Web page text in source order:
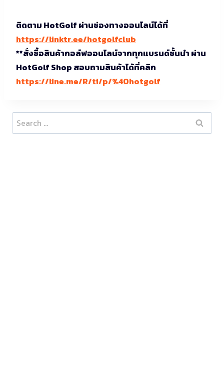
ติดตาม HotGolf ผ่านช่องทางออนไลน์ได้ที่
https://linktr.ee/hotgolfclub
**สั่งซื้อสินค้ากอล์ฟออนไลน์จากทุกแบรนด์ชั้นนำ ผ่าน
HotGolf Shop สอบถามสินค้าได้ที่คลิก
https://line.me/R/ti/p/%40hotgolf
Search
for: